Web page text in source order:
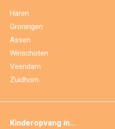
Haren
Groningen
Assen
Winschoten
Veendam
Zuidhorn
Kinderopvang in…